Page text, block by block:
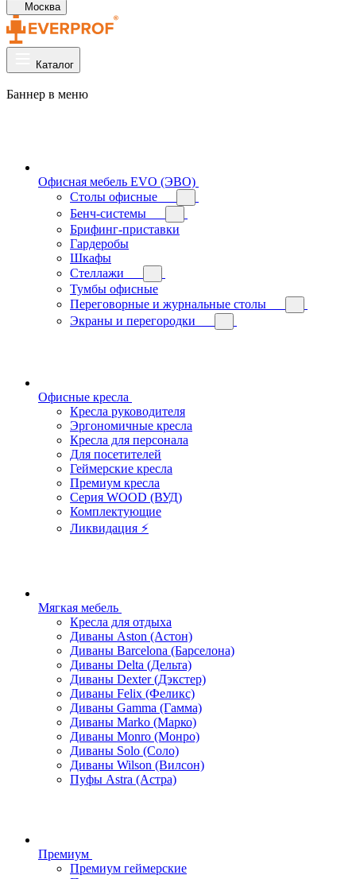
Москва
Каталог
Баннер в меню
Офисная мебель EVO (ЭВО)
Cтолы офисные
Бенч-системы
Брифинг-приставки
Гардеробы
Шкафы
Стеллажи
Тумбы офисные
Переговорные и журнальные столы
Экраны и перегородки
Офисные кресла
Кресла руководителя
Эргономичные кресла
Кресла для персонала
Для посетителей
Геймерские кресла
Премиум кресла
Серия WOOD (ВУД)
Комплектующие
Ликвидация ⚡
Мягкая мебель
Кресла для отдыха
Диваны Aston (Астон)
Диваны Barcelona (Барселона)
Диваны Delta (Дельта)
Диваны Dexter (Дэкстер)
Диваны Felix (Феликс)
Диваны Gamma (Гамма)
Диваны Marko (Марко)
Диваны Monro (Монро)
Диваны Solo (Соло)
Диваны Wilson (Вилсон)
Пуфы Astra (Астра)
Премиум
Премиум геймерские